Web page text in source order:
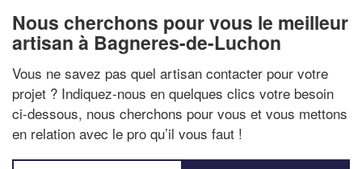
Nous cherchons pour vous le meilleur
artisan à Bagneres-de-Luchon
Vous ne savez pas quel artisan contacter pour votre
projet ? Indiquez-nous en quelques clics votre besoin
ci-dessous, nous cherchons pour vous et vous mettons
en relation avec le pro qu’il vous faut !